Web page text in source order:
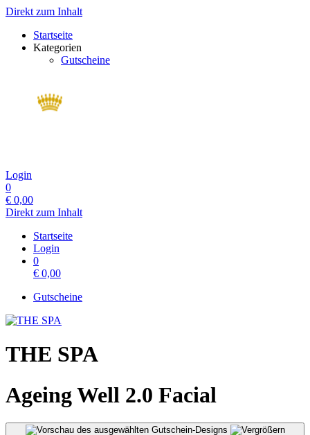
Direkt zum Inhalt
Startseite
Kategorien
Gutscheine
Login
0
€ 0,00
Direkt zum Inhalt
Startseite
Login
0
€ 0,00
Gutscheine
THE SPA
Ageing Well 2.0 Facial